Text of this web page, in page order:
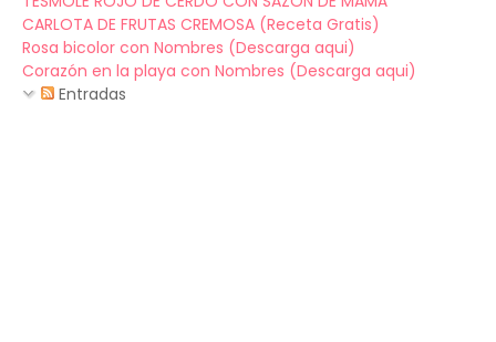
CARLOTA DE FRUTAS CREMOSA (Receta Gratis)
Rosa bicolor con Nombres (Descarga aqui)
Corazón en la playa con Nombres (Descarga aqui)
Entradas